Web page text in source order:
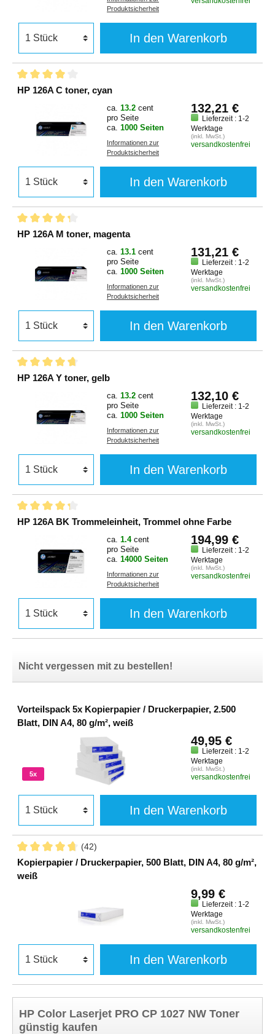
Produktsicherheit
In den Warenkorb
HP 126A C toner, cyan
ca. 13.2 cent
pro Seite
ca. 1000 Seiten
Informationen zur
Produktsicherheit
132,21 €
Lieferzeit : 1-2
Werktage
(inkl. MwSt.)
versandkostenfrei
In den Warenkorb
HP 126A M toner, magenta
ca. 13.1 cent
pro Seite
ca. 1000 Seiten
Informationen zur
Produktsicherheit
131,21 €
Lieferzeit : 1-2
Werktage
(inkl. MwSt.)
versandkostenfrei
In den Warenkorb
HP 126A Y toner, gelb
ca. 13.2 cent
pro Seite
ca. 1000 Seiten
Informationen zur
Produktsicherheit
132,10 €
Lieferzeit : 1-2
Werktage
(inkl. MwSt.)
versandkostenfrei
In den Warenkorb
HP 126A BK Trommeleinheit, Trommel ohne Farbe
ca. 1.4 cent
pro Seite
ca. 14000 Seiten
Informationen zur
Produktsicherheit
194,99 €
Lieferzeit : 1-2
Werktage
(inkl. MwSt.)
versandkostenfrei
In den Warenkorb
Nicht vergessen mit zu bestellen!
Vorteilspack 5x Kopierpapier / Druckerpapier, 2.500
Blatt, DIN A4, 80 g/m², weiß
5x
49,95 €
Lieferzeit : 1-2
Werktage
(inkl. MwSt.)
versandkostenfrei
In den Warenkorb
(42)
Kopierpapier / Druckerpapier, 500 Blatt, DIN A4, 80 g/m²,
weiß
9,99 €
Lieferzeit : 1-2
Werktage
(inkl. MwSt.)
versandkostenfrei
In den Warenkorb
HP Color Laserjet PRO CP 1027 NW Toner
günstig kaufen